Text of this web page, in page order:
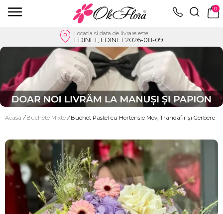
0
Locatia si data de livrare este
EDINET, EDINET 2026-08-09
Acasa / Buchete Mixte / Buchet Pastel cu Hortensie Mov, Trandafir și Gerbere